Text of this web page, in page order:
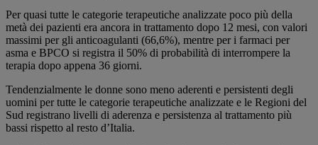
Per quasi tutte le categorie terapeutiche analizzate poco più della
metà dei pazienti era ancora in trattamento dopo 12 mesi, con valori
massimi per gli anticoagulanti (66,6%), mentre per i farmaci per
asma e BPCO si registra il 50% di probabilità di interrompere la
terapia dopo appena 36 giorni.
Tendenzialmente le donne sono meno aderenti e persistenti degli
uomini per tutte le categorie terapeutiche analizzate e le Regioni del
Sud registrano livelli di aderenza e persistenza al trattamento più
bassi rispetto al resto d’Italia.